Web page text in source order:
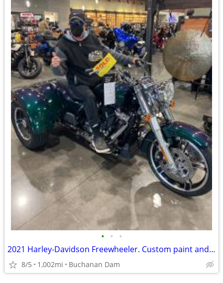
• • •
2021 Harley-Davidson Freewheeler. Custom paint and custom accessories.
8/5 1,002mi Buchanan Dam